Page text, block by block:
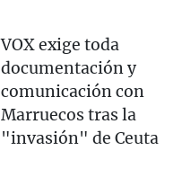
VOX exige toda
documentación y
comunicación con
Marruecos tras la
"invasión" de Ceuta